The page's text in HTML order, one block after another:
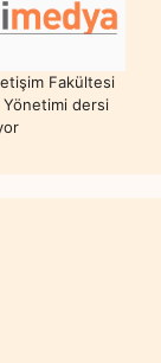
Fakültesi
Yönetimi dersi